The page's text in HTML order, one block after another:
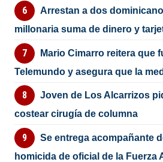
Arrestan a dos
millonaria suma de dinero y
Mario Cimarro reitera que
Telemundo y asegura que la
Joven de Los Alcarrizos
costear cirugía de columna
Se entrega acompañante
homicida de oficial de la Fuerza